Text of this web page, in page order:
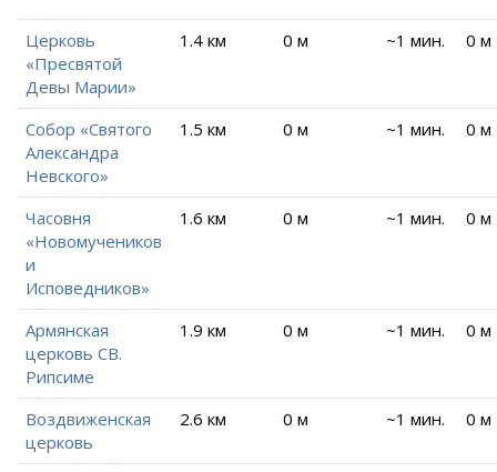
Церковь
«Пресвятой
Девы Марии»
1.4 км 0 м ~1 мин. 0 м
Собор «Святого
Александра
Невского»
1.5 км 0 м ~1 мин. 0 м
Часовня
«Новомучеников
и
Исповедников»
1.6 км 0 м ~1 мин. 0 м
Армянская
церковь СВ.
Рипсиме
1.9 км 0 м ~1 мин. 0 м
Воздвиженская
церковь
2.6 км 0 м ~1 мин. 0 м